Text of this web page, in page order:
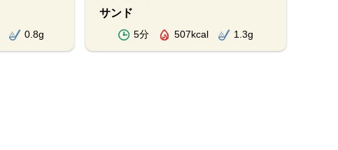
0.8g
サンド
5分 507kcal 1.3g